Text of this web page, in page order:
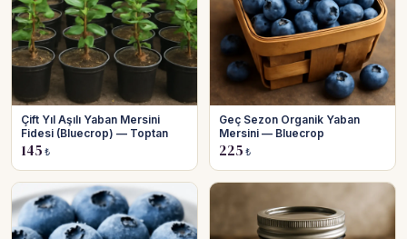
Çift Yıl Aşılı Yaban Mersini
Fidesi (Bluecrop) — Toptan
145 ₺
Geç Sezon Organik Yaban
Mersini — Bluecrop
225 ₺